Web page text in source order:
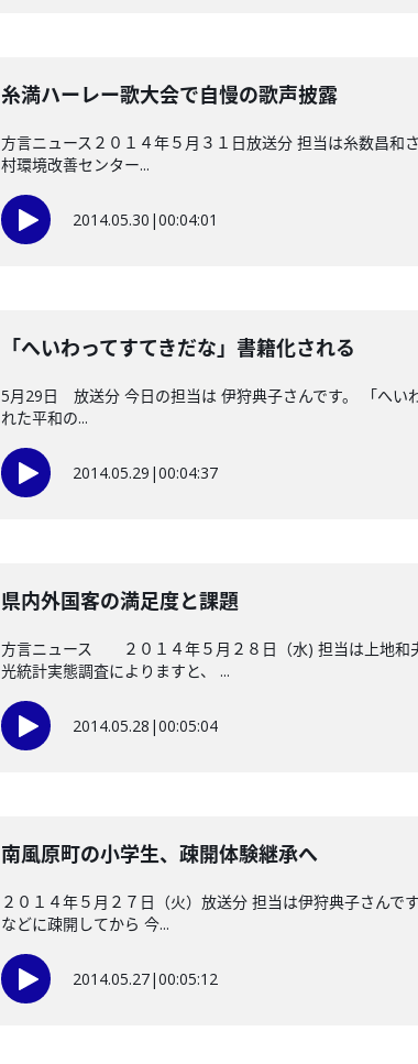
糸満ハーレー歌大会で自慢の歌声披露
方言ニュース２０１４年５月３１日放送分 担当は糸数昌和
村環境改善センター...
2014.05.30 |00:04:01
「へいわってすてきだな」書籍化される
5月29日 放送分 今日の担当は 伊狩典子さんです。 「へい
れた平和の...
2014.05.29 |00:04:37
県内外国客の満足度と課題
方言ニュース ２０１４年５月２８日（水) 担当は上地和
光統計実態調査によりますと、 ...
2014.05.28 |00:05:04
南風原町の小学生、疎開体験継承へ
２０１４年５月２７日（火）放送分 担当は伊狩典子さん
などに疎開してから 今...
2014.05.27|00:05:12